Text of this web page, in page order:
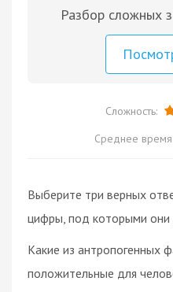
Разбор сложных
Сложность:
Среднее
Выберите три верных
цифры, под которыми они
Какие из антропогенных
положительные для